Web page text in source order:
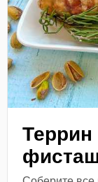
Террин